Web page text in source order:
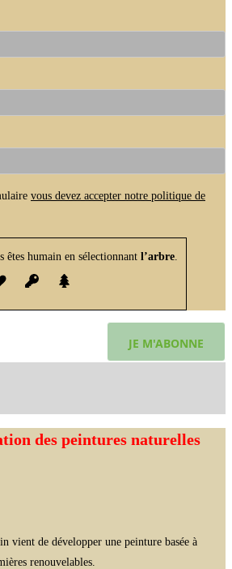
vous devez accepter notre politique de
êtes humain en sélectionnant l’arbre.
des peintures naturelles
vient de développer une peinture basée à
renouvelables.